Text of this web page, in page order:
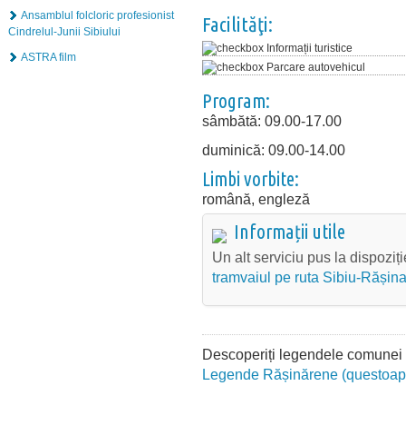
Ansamblul folcloric profesionist
Cindrelul-Junii Sibiului
ASTRA film
Facilităţi:
Informații turistice
Parcare autovehicul
Program:
sâmbătă: 09.00-17.00
duminică: 09.00-14.00
Limbi vorbite:
română, engleză
Informații utile
Un alt serviciu pus la
tramvaiul pe ruta Sibiu-
Descoperiți legendele
Legende Rășinărene